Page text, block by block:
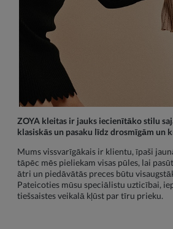
ZOYA kleitas ir jauks iecienītāko stilu
klasiskās un pasaku līdz drosmīgām un
Mums vissvarīgākais ir klientu, īpaši
tāpēc mēs pieliekam visas pūles, lai
ātri un piedāvātās preces būtu
Pateicoties mūsu speciālistu uzticībai,
tiešsaistes veikalā kļūst par tīru prieku.